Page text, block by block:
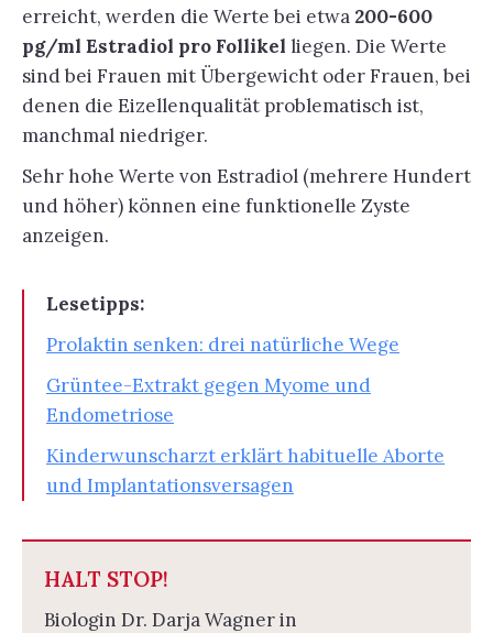
erreicht, werden die Werte bei etwa 200-600
pg/ml Estradiol pro Follikel liegen. Die Werte
sind bei Frauen mit Übergewicht oder Frauen, bei
denen die Eizellenqualität problematisch ist,
manchmal niedriger.
Sehr hohe Werte von Estradiol (mehrere Hundert
und höher) können eine funktionelle Zyste
anzeigen.
Lesetipps:
Prolaktin senken: drei natürliche Wege
Grüntee-Extrakt gegen Myome und
Endometriose
Kinderwunscharzt erklärt habituelle Aborte
und Implantationsversagen
HALT STOP!
Biologin Dr. Darja Wagner in